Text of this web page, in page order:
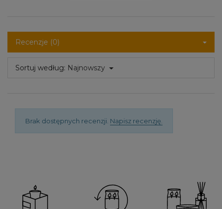
Recenzje (0)
Sortuj według: Najnowszy
Brak dostępnych recenzji. Napisz recenzję.